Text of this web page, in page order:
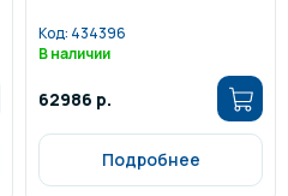
Код: 434396
В наличии
62986 р.
Подробнее